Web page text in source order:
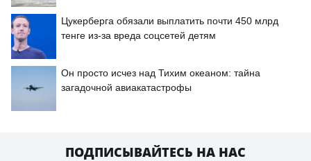
Цукерберга обязали выплатить почти 450 млрд
тенге из-за вреда соцсетей детям
Он просто исчез над Тихим океаном: тайна
загадочной авиакатастрофы
ПОДПИСЫВАЙТЕСЬ НА НАС